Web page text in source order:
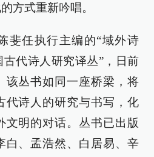
方式重新吟唱。
斐任执行主编的“域外诗
代诗人研究译丛”，日前
该丛书如同一座桥梁，将
代诗人的研究与书写，化
文明的对话。丛书已出版
白、孟浩然、白居易、辛